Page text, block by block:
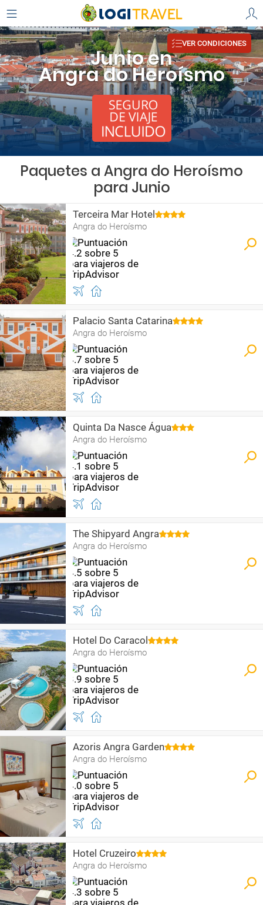
Junio en
Angra do Heroísmo
VER CONDICIONES
Paquetes a Angra do Heroísmo
para Junio
Terceira Mar Hotel
Angra do Heroísmo
Palacio Santa Catarina
Angra do Heroísmo
Quinta Da Nasce Água
Angra do Heroísmo
The Shipyard Angra
Angra do Heroísmo
Hotel Do Caracol
Angra do Heroísmo
Azoris Angra Garden
Angra do Heroísmo
Hotel Cruzeiro
Angra do Heroísmo